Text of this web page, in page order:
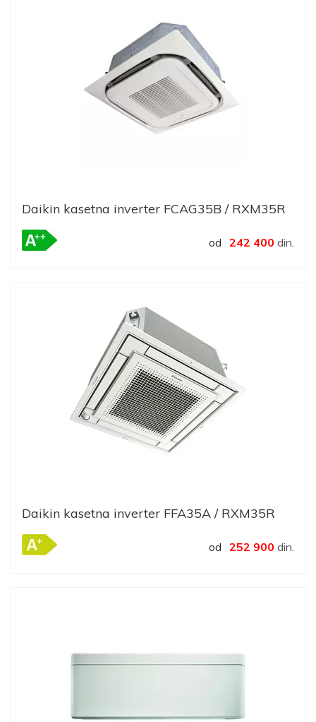
Daikin kasetna inverter FCAG35B / RXM35R
od 242 400 din.
Daikin kasetna inverter FFA35A / RXM35R
od 252 900 din.